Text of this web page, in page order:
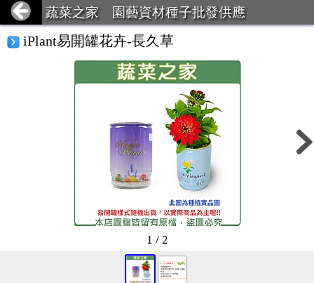
蔬菜之家 園藝資材種子批發供應
iPlant易開罐花卉-長久草
1 / 2